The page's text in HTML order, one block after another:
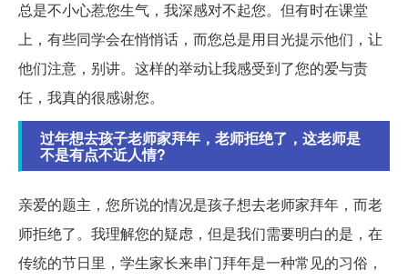
总是不小心惹您生气，我深感对不起您。但有时在课堂
上，有些同学会在悄悄话，而您总是用目光提示他们，让
他们注意，别讲。这样的举动让我感受到了您的爱与责
任，我真的很感谢您。
过年想去孩子老师家拜年，老师拒绝了，这老师是
不是有点不近人情?
亲爱的题主，您所说的情况是孩子想去老师家拜年，而老
师拒绝了。我理解您的疑虑，但是我们需要明白的是，在
传统的节日里，学生家长来串门拜年是一种常见的习俗，